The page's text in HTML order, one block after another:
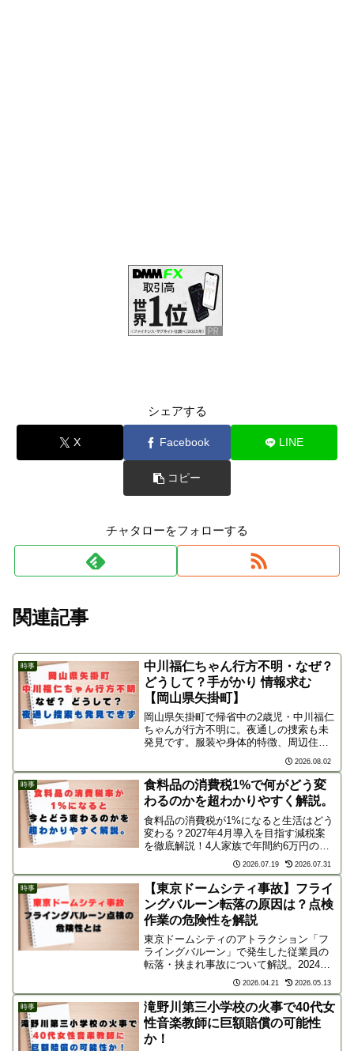
シェアする
X Facebook LINE
コピー
チャタローをフォローする
関連記事
時事
中川福仁ちゃん行方不明・なぜ？
どうして？手がかり 情報求む
【岡山県矢掛町】
岡山県矢掛町で帰省中の2歳児・中川福仁
ちゃんが行方不明に。夜通しの捜索も未
発見です。服装や身体的特徴、周辺住民
へのお願い、情報提供先（井原警察署）
を掲載。一刻も早い保護のため情報共有
をお願いします。
2026.08.02
時事
食料品の消費税1%で何がどう変
わるのかを超わかりやすく解説。
食料品の消費税が1%になると生活はどう
変わる？2027年4月導入を目指す減税案
を徹底解説！4人家族で年間約6万円の節
約効果や、なぜ0%じゃないのかという大
人の事情、生活への意外な混乱や注意点
も分かります。
2026.07.19 2026.07.31
時事
【東京ドームシティ事故】フライ
ングバルーン転落の原因は？点検
作業の危険性を解説
東京ドームシティのアトラクション「フ
ライングバルーン」で発生した従業員の
転落・挟まれ事故について解説。2024年
登場の高さ10mのタワー型遊具の特徴
や、高所・可動部を伴う点検作業に潜む
重大な危険性、事故原因の背景を詳しく
考察します。
2026.04.21 2026.05.13
時事
滝野川第三小学校の火事で40代女
性音楽教師に巨額賠償の可能性
か！